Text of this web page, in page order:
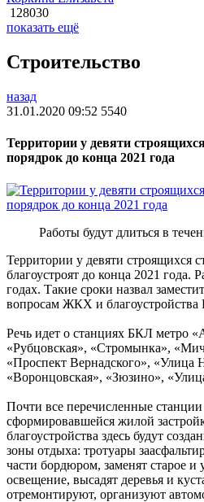
128030
показать ещё
Строительство
назад
31.01.2020 09:52 5540
Территории у девяти
порядрок до конца 2021 года
Работы будут длиться в
Территории у девяти строящихся
благоустроят до конца 2021 года.
годах. Такие сроки назвал
вопросам ЖКХ и благоустройства
Речь идет о станциях БКЛ метро
«Рубцовская», «Стромынка»,
«Проспект Вернадского», «Улица
«Воронцовская», «Зюзино»,
Почти все перечисленные
сформировавшейся жилой
благоустройства здесь будут
зоны отдыха: тротуары
части бордюром, заменят старое и
освещение, высадят деревья и
отремонтируют, организуют